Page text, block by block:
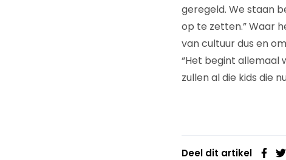
geregeld. We staan
op te zetten.” Waar
van cultuur dus en
“Het begint allemaal
zullen al die kids die
Deel dit artikel